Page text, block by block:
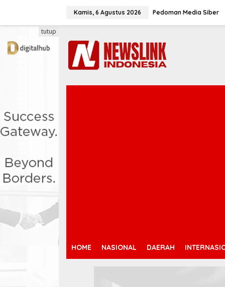
Kamis, 6 Agustus 2026 Pedoman Media Siber
HOME NASIONAL DAERAH
tutup